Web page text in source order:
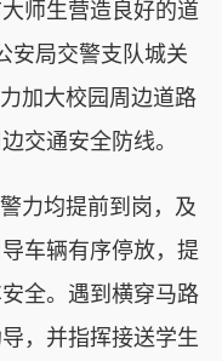
师生营造良好的道
安局交警支队城关
加大校园周边道路
交通安全防线。
力均提前到岗，及
车辆有序停放，提
全。遇到横穿马路
，并指挥接送学生